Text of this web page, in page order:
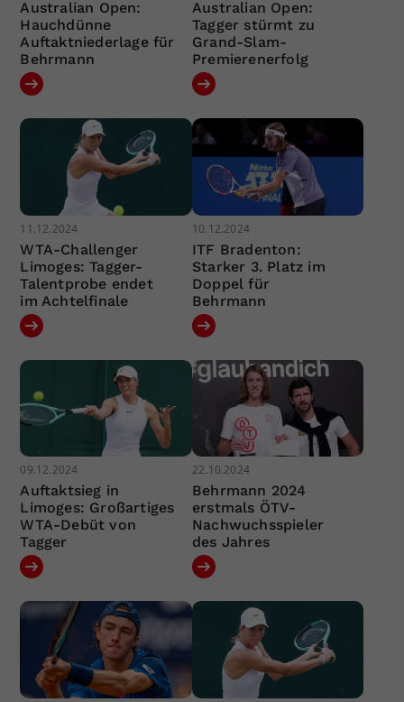
Australian Open:
Hauchdünne
Auftaktniederlage für
Behrmann
Australian Open:
Tagger stürmt zu
Grand-Slam-
Premierenerfolg
11.12.2024
WTA-Challenger
Limoges: Tagger-
Talentprobe endet
im Achtelfinale
10.12.2024
ITF Bradenton:
Starker 3. Platz im
Doppel für
Behrmann
09.12.2024
Auftaktsieg in
Limoges: Großartiges
WTA-Debüt von
Tagger
22.10.2024
Behrmann 2024
erstmals ÖTV-
Nachwuchsspieler
des Jahres